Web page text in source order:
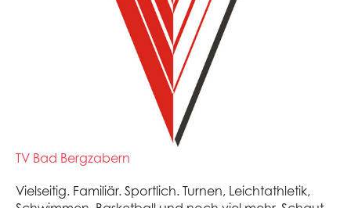
TV Bad Bergzabern
Vielseitig. Familiär. Sportlich. Turnen, Leichtathletik,